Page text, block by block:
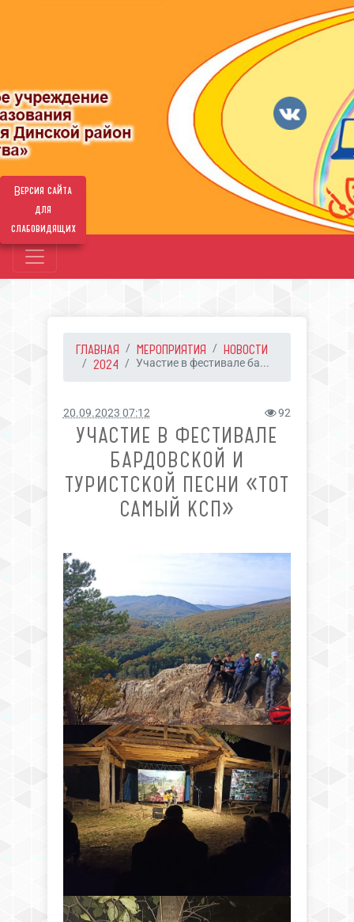
Версия сайта
для
слабовидящих
ГЛАВНАЯ МЕРОПРИЯТИЯ
НОВОСТИ
2024
Участие в фестивале ба...
20.09.2023 07:12 92
УЧАСТИЕ В ФЕСТИВАЛЕ
БАРДОВСКОЙ И
ТУРИСТСКОЙ ПЕСНИ «ТОТ
САМЫЙ КСП»